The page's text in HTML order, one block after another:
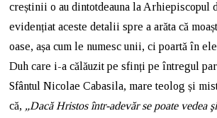
creștinii o au dintotdeauna la
evidențiat aceste detalii spre a arăta că
oase, așa cum le numesc unii, ci poartă în
Duh care i-a călăuzit pe sfinți pe întregul
Sfântul Nicolae Cabasila, mare teolog și
că, „Dacă Hristos într-adevăr se poate vedea